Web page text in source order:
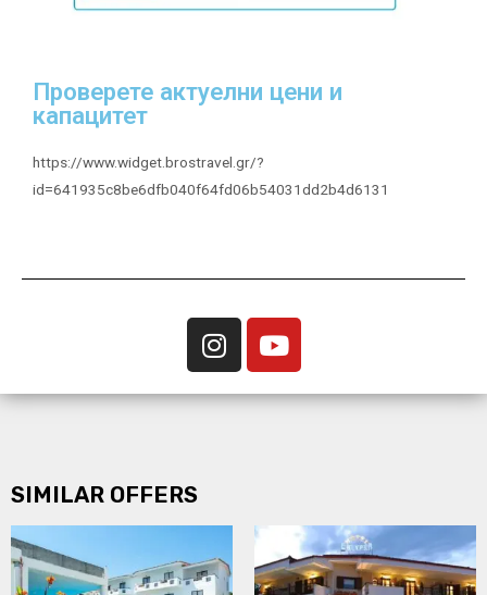
Проверете актуелни цени и
капацитет
https://www.widget.brostravel.gr/?
id=641935c8be6dfb040f64fd06b54031dd2b4d6131
SIMILAR OFFERS